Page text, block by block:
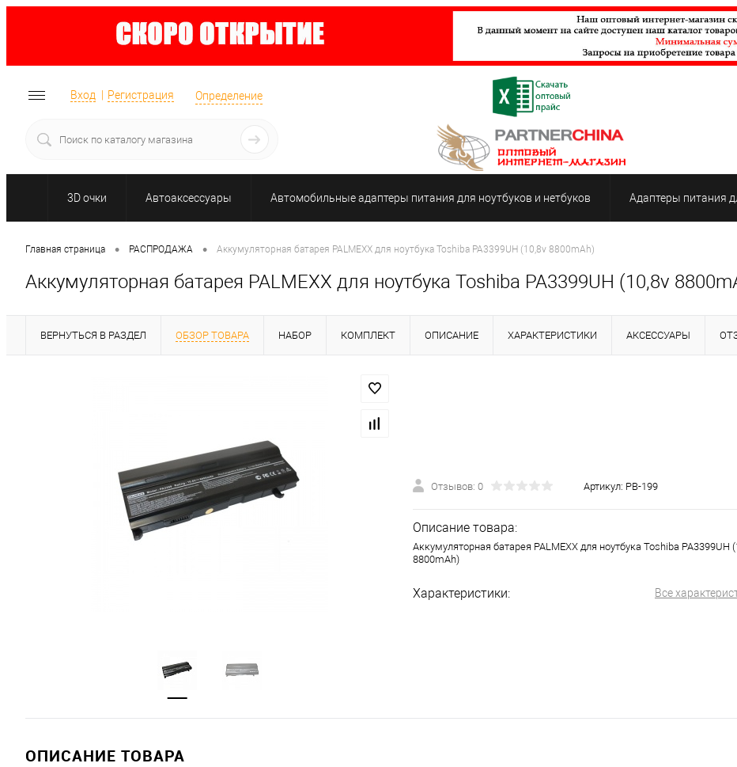
Вход Регистрация Определение
3D очки Автоаксессуары Автомобильные адаптеры питания для ноутбуков и нетбуков Адаптеры питания
Главная страница • РАСПРОДАЖА • Аккумуляторная батарея PALMEXX для ноутбука Toshiba PA3399UH (10,8v 8800mAh)
Аккумуляторная батарея PALMEXX для ноутбука Toshiba PA3399UH (10,8v
ВЕРНУТЬСЯ В РАЗДЕЛ ОБЗОР ТОВАРА НАБОР КОМПЛЕКТ ОПИСАНИЕ ХАРАКТЕРИСТИКИ АКСЕССУАРЫ
Отзывов: 0 Артикул: PB-199
Описание товара:
Аккумуляторная батарея PALMEXX для ноутбука Toshiba PA3399UH
8800mAh)
Характеристики: Все
ОПИСАНИЕ ТОВАРА